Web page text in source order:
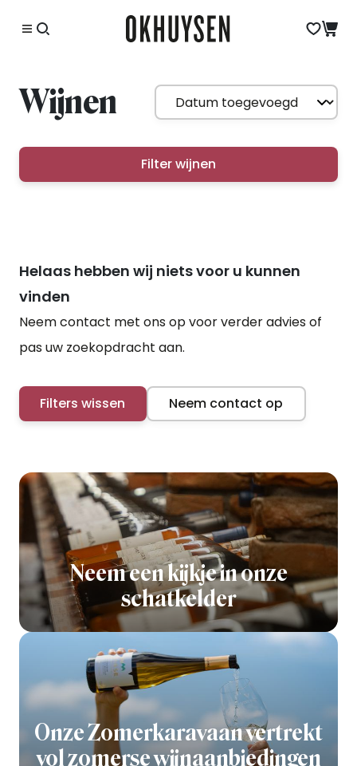
Wijnen
Filter wijnen
Helaas hebben wij niets voor u kunnen
vinden
Neem contact met ons op voor verder advies of
pas uw zoekopdracht aan.
Filters wissen Neem contact op
Neem een kijkje in onze
schatkelder
Onze Zomerkaravaan vertrekt
vol zomerse wijnaanbiedingen